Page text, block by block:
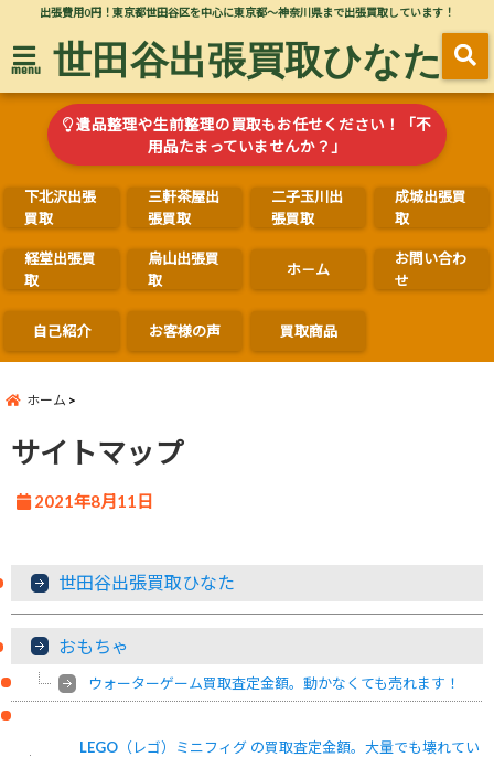
出張費用0円！東京都世田谷区を中心に東京都～神奈川県まで出張買取しています！
menu 世田谷出張買取ひなた
遺品整理や生前整理の買取もお任せください！「不
用品たまっていませんか？」
下北沢出張
買取
三軒茶屋出
張買取
二子玉川出
張買取
成城出張買
取
経堂出張買
取
烏山出張買
取
ホ－ム
お問い合わ
せ
自己紹介 お客様の声 買取商品
ホーム
サイトマップ
2021年8月11日
世田谷出張買取ひなた
おもちゃ
ウォーターゲーム買取査定金額。動かなくても売れます！
LEGO（レゴ）ミニフィグ の買取査定金額。大量でも壊れてい